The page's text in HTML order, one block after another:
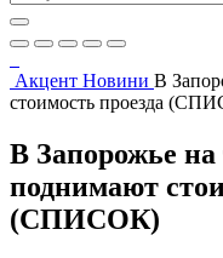
Акцент Новини В
стоимость проезда
В Запорожье
поднимают
(СПИСОК)